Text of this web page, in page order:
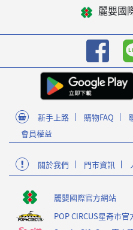
麗嬰國
新手上路 購物FAQ
會員權益
關於我們 門市資訊
麗嬰國際官方網站
POP CIRCUS星奇市